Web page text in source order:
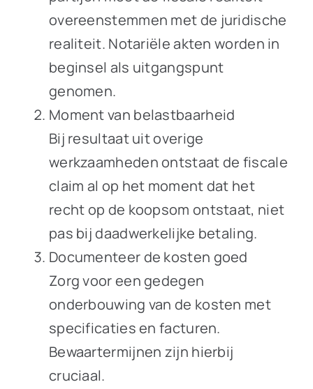
overeenstemmen met de juridische
realiteit. Notariële akten worden in
beginsel als uitgangspunt
genomen.
Moment van belastbaarheid
Bij resultaat uit overige
werkzaamheden ontstaat de fiscale
claim al op het moment dat het
recht op de koopsom ontstaat, niet
pas bij daadwerkelijke betaling.
Documenteer de kosten goed
Zorg voor een gedegen
onderbouwing van de kosten met
specificaties en facturen.
Bewaartermijnen zijn hierbij
cruciaal.